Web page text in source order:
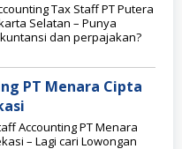
Tax Staff PT Putera
Selatan – Punya
dan perpajakan?
PT Menara Cipta
Accounting PT Menara
– Lagi cari Lowongan